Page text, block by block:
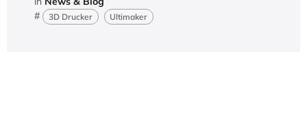
#
3D Drucker Ultimaker